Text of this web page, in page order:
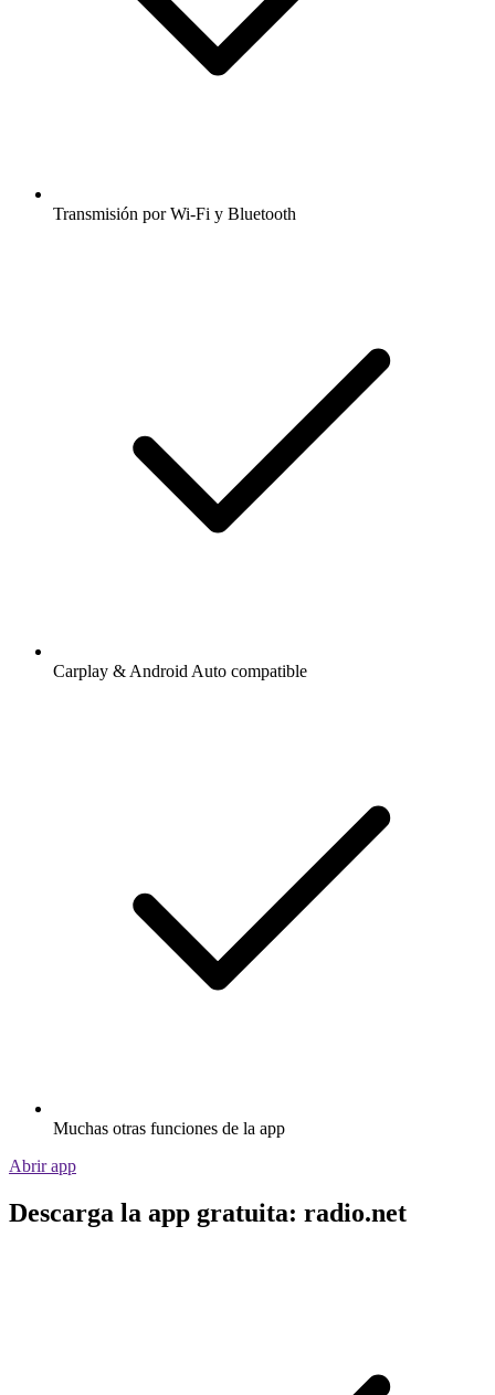
Transmisión por Wi-Fi y Bluetooth
Carplay & Android Auto compatible
Muchas otras funciones de la app
Abrir app
Descarga la app gratuita: radio.net